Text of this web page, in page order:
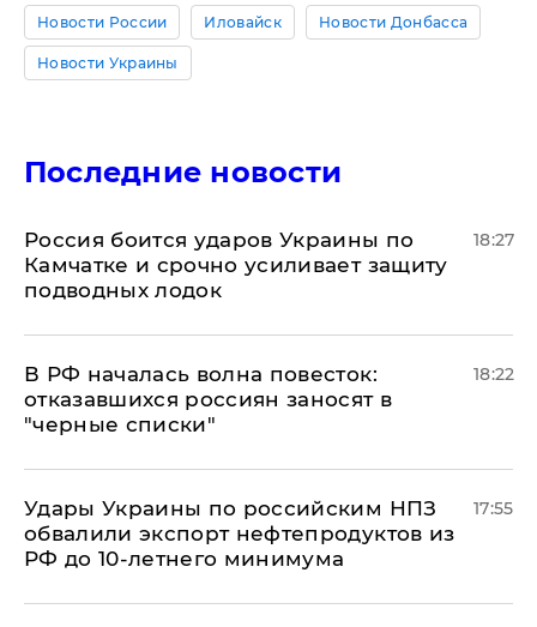
Новости России Иловайск Новости Донбасса
Новости Украины
Последние новости
Россия боится ударов Украины по
Камчатке и срочно усиливает защиту
подводных лодок
18:27
​В РФ началась волна повесток:
отказавшихся россиян заносят в
"черные списки"
18:22
Удары Украины по российским НПЗ
обвалили экспорт нефтепродуктов из
РФ до 10-летнего минимума
17:55